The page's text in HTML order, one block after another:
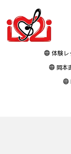
体験レ
岡本